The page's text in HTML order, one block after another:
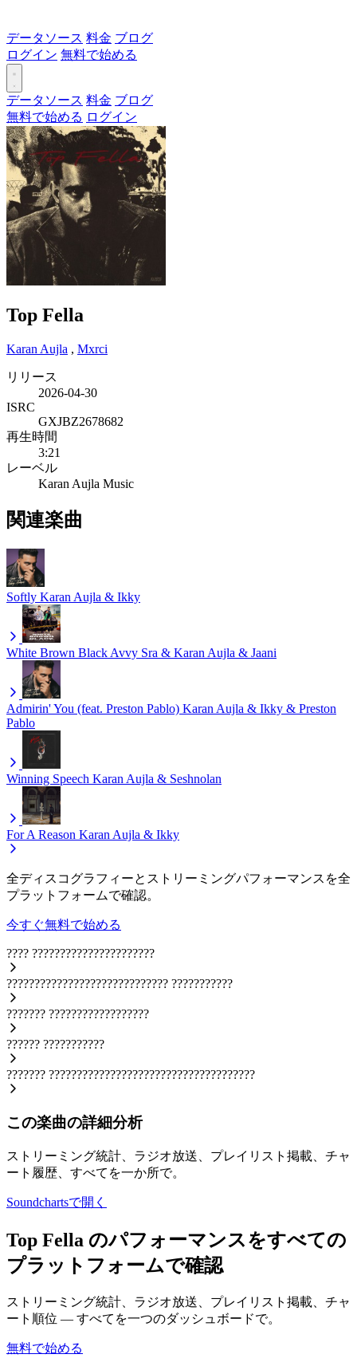
データソース 料金 ブログ
ログイン 無料で始める
データソース 料金 ブログ
無料で始める ログイン
Top Fella
Karan Aujla , Mxrci
リリース
2026-04-30
ISRC
GXJBZ2678682
再生時間
3:21
レーベル
Karan Aujla Music
関連楽曲
Softly Karan Aujla & Ikky
White Brown Black Avvy Sra & Karan Aujla & Jaani
Admirin' You (feat. Preston Pablo) Karan Aujla & Ikky & Preston
Pablo
Winning Speech Karan Aujla & Seshnolan
For A Reason Karan Aujla & Ikky
全ディスコグラフィーとストリーミングパフォーマンスを全
プラットフォームで確認。
今すぐ無料で始める
???? ??????????????????????
????????????????????????????? ???????????
??????? ??????????????????
?????? ???????????
??????? ?????????????????????????????????????
この楽曲の詳細分析
ストリーミング統計、ラジオ放送、プレイリスト掲載、チャ
ート履歴、すべてを一か所で。
Soundchartsで開く
Top Fella のパフォーマンスをすべての
プラットフォームで確認
ストリーミング統計、ラジオ放送、プレイリスト掲載、チャ
ート順位 — すべてを一つのダッシュボードで。
無料で始める